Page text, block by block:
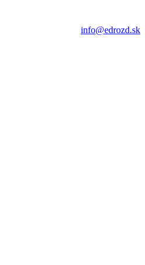
info@edrozd.sk